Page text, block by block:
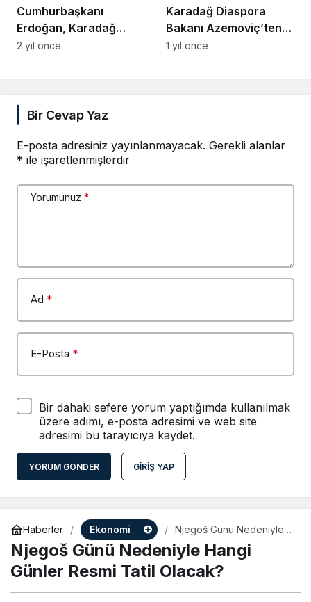
Cumhurbaşkanı
Erdoğan, Karadağ
Cumhurbaşkanı
2 yıl önce
Karadağ Diaspora
Bakanı Azemoviç’ten
Türk Yatırımcılara
1 yıl önce
Bir Cevap Yaz
E-posta adresiniz yayınlanmayacak. Gerekli alanlar
* ile işaretlenmişlerdir
Yorumunuz *
Ad *
E-Posta *
Bir dahaki sefere yorum yaptığımda kullanılmak
üzere adımı, e-posta adresimi ve web site
adresimi bu tarayıcıya kaydet.
YORUM GÖNDER GIRIŞ YAP
Haberler Ekonomi
Njegoš Günü Nedeniyle
Hangi Günler Resmi Tatil
Olacak?
Njegoš Günü Nedeniyle Hangi
Günler Resmi Tatil Olacak?